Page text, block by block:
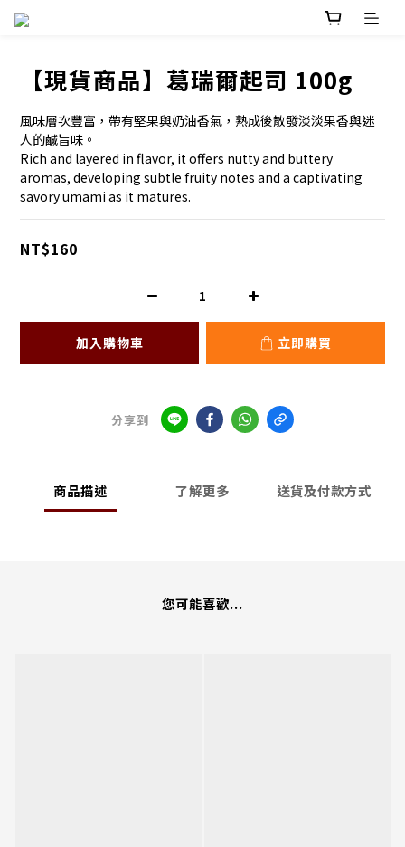
【現貨商品】葛瑞爾起司 100g
風味層次豐富，帶有堅果與奶油香氣，熟成後散發淡淡果香與迷
人的鹹旨味。
Rich and layered in flavor, it offers nutty and buttery
aromas, developing subtle fruity notes and a captivating
savory umami as it matures.
NT$160
加入購物車 立即購買
分享到
商品描述 了解更多 送貨及付款方式
您可能喜歡...